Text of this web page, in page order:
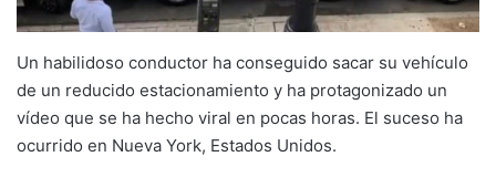
Un habilidoso conductor ha conseguido sacar su vehículo
de un reducido estacionamiento y ha protagonizado un
vídeo que se ha hecho viral en pocas horas. El suceso ha
ocurrido en Nueva York, Estados Unidos.